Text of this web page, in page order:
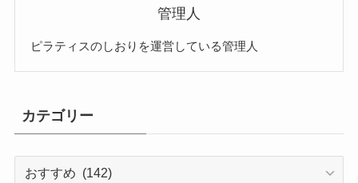
管理人
ピラティスのしおりを運営している管理人
カテゴリー